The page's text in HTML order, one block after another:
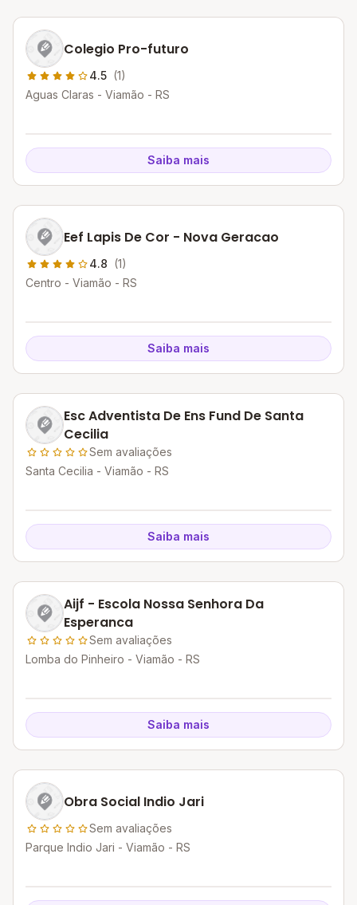
Colegio Pro-futuro
4.5 (1)
Aguas Claras - Viamão - RS
Saiba mais
Eef Lapis De Cor - Nova Geracao
4.8 (1)
Centro - Viamão - RS
Saiba mais
Esc Adventista De Ens Fund De Santa
Cecilia
Sem avaliações
Santa Cecilia - Viamão - RS
Saiba mais
Aijf - Escola Nossa Senhora Da
Esperanca
Sem avaliações
Lomba do Pinheiro - Viamão - RS
Saiba mais
Obra Social Indio Jari
Sem avaliações
Parque Indio Jari - Viamão - RS